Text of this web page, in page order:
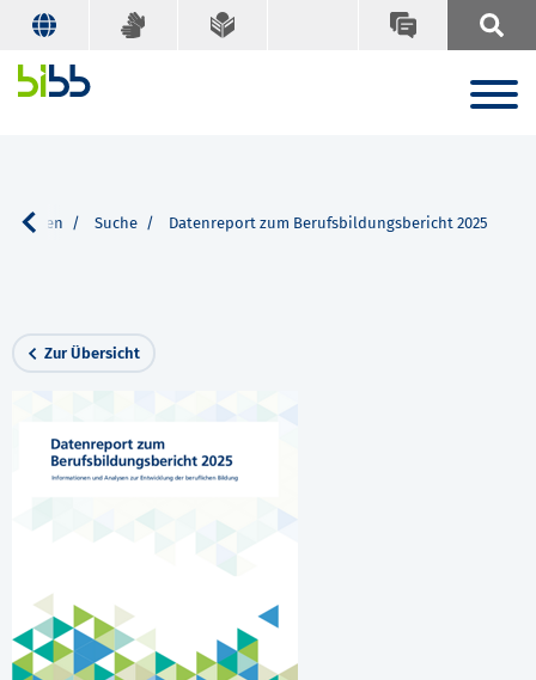
Suche Datenreport zum Berufsbildungsbericht 2025
Zur Übersicht